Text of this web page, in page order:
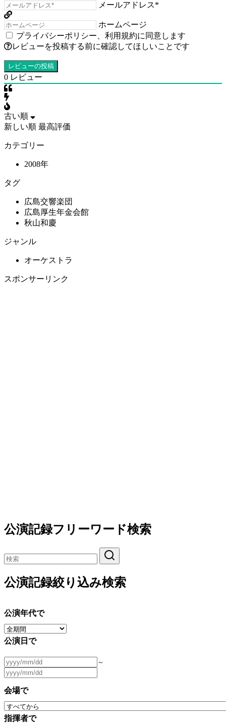
メールアドレス*
ホームページ
プライバシーポリシー
利用規約に同意します
レビューを投稿する前に確認してほしいことです
0 レビュー
古い順
新しい順 最高評価
カテゴリー
2008年
タグ
広島交響楽団
広島厚生年金会館
秋山和慶
ジャンル
オーケストラ
スポンサーリンク
公演記録フリーワード検索
公演記録絞り込み検索
公演年代で
公演日で
～
会場で
指揮者で